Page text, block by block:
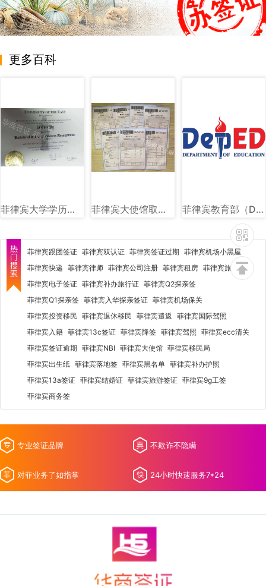
更多百科
菲律宾大学学历图片样式讲解 菲律宾大使馆取证单图片样式讲解 菲律宾教育部（DEPED）图文讲解
菲律宾跟团签证 菲律宾双认证 菲律宾签证过期 菲律宾机场小黑屋
菲律宾快递 菲律宾律师 菲律宾公司注册 菲律宾租房 菲律宾旅行社
菲律宾电子签证 菲律宾补办旅行证 菲律宾Q2探亲签
菲律宾Q1探亲签 菲律宾入华探亲签证 菲律宾机场保关
菲律宾投资移民 菲律宾退休移民 菲律宾遣返 菲律宾国际驾照
菲律宾入籍 菲律宾13c签证 菲律宾降签 菲律宾驾照 菲律宾ecc清关
菲律宾签证逾期 菲律宾NBI 菲律宾大使馆 菲律宾移民局
菲律宾出生纸 菲律宾落地签 菲律宾黑名单 菲律宾补办护照
菲律宾13a签证 菲律宾结婚证 菲律宾旅游签证 菲律宾9g工签
菲律宾商务签
专业签证品牌 不欺诈不隐瞒
对菲业务了如指掌 24小时快速服务7*24